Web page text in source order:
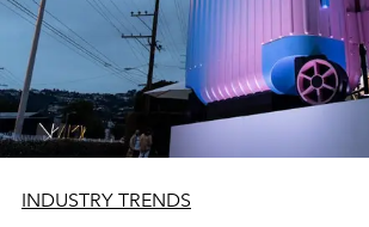
INDUSTRY TRENDS